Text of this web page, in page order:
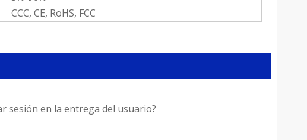
CCC, CE, RoHS, FCC
sesión en la entrega del usuario?